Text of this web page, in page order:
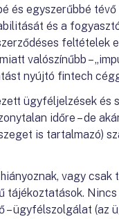
és egyszerűbbé
és a
feltételek
valószínűbb –
nyújtó fintech
ügyféljelzések és
időre – de
is tartalmazó)
vagy
tájékoztatások.
– ügyfélszolgálat